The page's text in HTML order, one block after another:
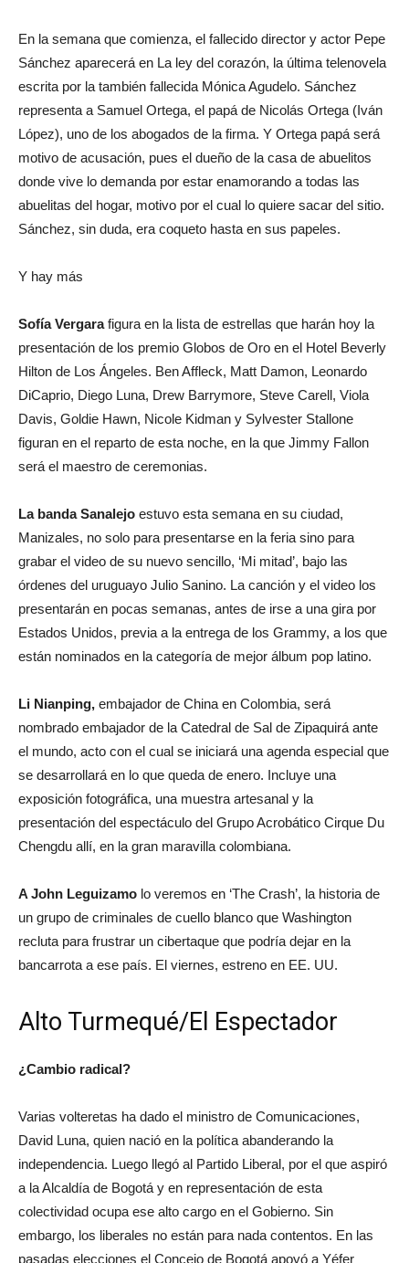
En la semana que comienza, el fallecido director y actor Pepe
Sánchez aparecerá en La ley del corazón, la última telenovela
escrita por la también fallecida Mónica Agudelo. Sánchez
representa a Samuel Ortega, el papá de Nicolás Ortega (Iván
López), uno de los abogados de la firma. Y Ortega papá será
motivo de acusación, pues el dueño de la casa de abuelitos
donde vive lo demanda por estar enamorando a todas las
abuelitas del hogar, motivo por el cual lo quiere sacar del sitio.
Sánchez, sin duda, era coqueto hasta en sus papeles.
Y hay más
Sofía Vergarafigura en la lista de estrellas que harán hoy la
presentación de los premio Globos de Oro en el Hotel Beverly
Hilton de Los Ángeles. Ben Affleck, Matt Damon, Leonardo
DiCaprio, Diego Luna, Drew Barrymore, Steve Carell, Viola
Davis, Goldie Hawn, Nicole Kidman y Sylvester Stallone
figuran en el reparto de esta noche, en la que Jimmy Fallon
será el maestro de ceremonias.
La banda Sanalejo estuvo esta semana en su ciudad,
Manizales, no solo para presentarse en la feria sino para
grabar el video de su nuevo sencillo, ‘Mi mitad’, bajo las
órdenes del uruguayo Julio Sanino. La canción y el video los
presentarán en pocas semanas, antes de irse a una gira por
Estados Unidos, previa a la entrega de los Grammy, a los que
están nominados en la categoría de mejor álbum pop latino.
Li Nianping, embajador de China en Colombia, será
nombrado embajador de la Catedral de Sal de Zipaquirá ante
el mundo, acto con el cual se iniciará una agenda especial que
se desarrollará en lo que queda de enero. Incluye una
exposición fotográfica, una muestra artesanal y la
presentación del espectáculo del Grupo Acrobático Cirque Du
Chengdu allí, en la gran maravilla colombiana.
A John Leguizamo lo veremos en ‘The Crash’, la historia de
un grupo de criminales de cuello blanco que Washington
recluta para frustrar un cibertaque que podría dejar en la
bancarrota a ese país. El viernes, estreno en EE. UU.
Alto Turmequé/El Espectador
¿Cambio radical?
Varias volteretas ha dado el ministro de Comunicaciones,
David Luna, quien nació en la política abanderando la
independencia. Luego llegó al Partido Liberal, por el que aspiró
a la Alcaldía de Bogotá y en representación de esta
colectividad ocupa ese alto cargo en el Gobierno. Sin
embargo, los liberales no están para nada contentos. En las
pasadas elecciones el Concejo de Bogotá apoyó a Yéfer